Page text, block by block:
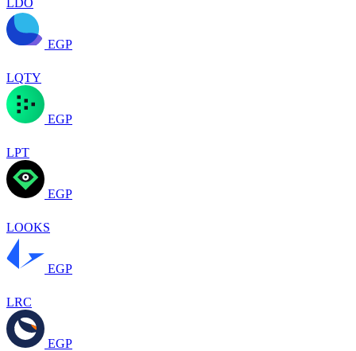
EGP
LQTY
EGP
LPT
EGP
LOOKS
EGP
LRC
EGP